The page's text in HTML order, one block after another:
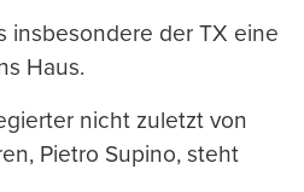
insbesondere der TX eine
Haus.
nicht zuletzt von
Pietro Supino, steht